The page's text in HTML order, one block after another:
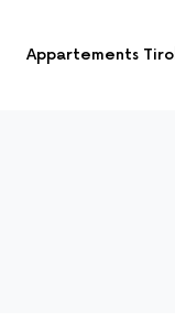
Appartements Tirol